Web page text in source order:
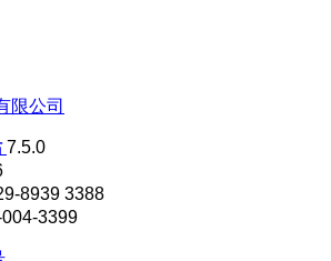
限公司
7.5.0
8939 3388
3399